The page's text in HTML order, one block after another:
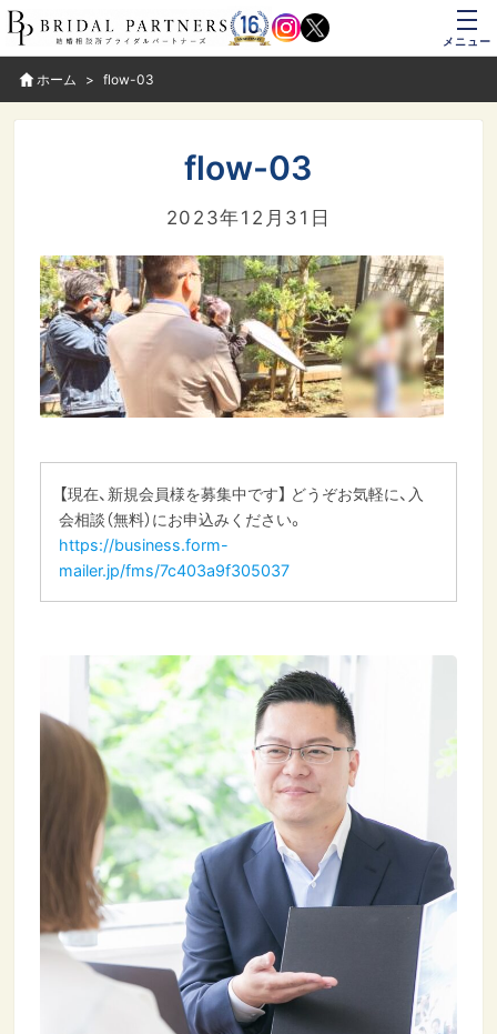
メニュー
ホーム flow-03
flow-03
2023年12月31日
【現在、新規会員様を募集中です】 どうぞお気軽に、入
会相談（無料）にお申込みください。
https://business.form-
mailer.jp/fms/7c403a9f305037